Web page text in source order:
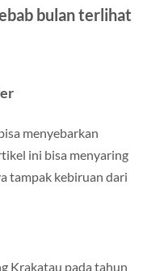
bulan terlihat
menyebarkan
ini bisa menyaring
tampak kebiruan dari
Krakatau pada tahun